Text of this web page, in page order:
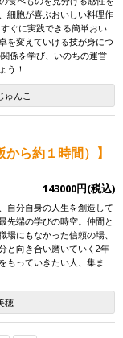
細胞が喜ぶおいしい料理作
ぐに実践できる簡単おい
を変えていける技が身につ
係を学び、いのちの運営
う！
んこ
から約１時間）】
143000円(税込)
自分自身の人生を創造して
先端の学びの時空。仲間と
にもなかった信頼の場、
と向き合い磨いていく2年
もっていきたい人、集ま
穂